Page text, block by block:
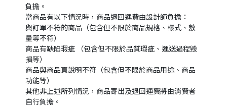
負擔。
當商品有以下情況時，商品退回運費由設計師負擔：
與訂單不符的商品（包含但不限於商品規格、樣式、數
量等不符）
商品有缺陷瑕疵 （包含但不限於品質瑕疵、運送過程毀
損等）
商品與商品頁說明不符（包含但不限於商品用途、商品
功能等）
其他非上述所列情況，商品寄出及退回運費將由消費者
自行負擔。